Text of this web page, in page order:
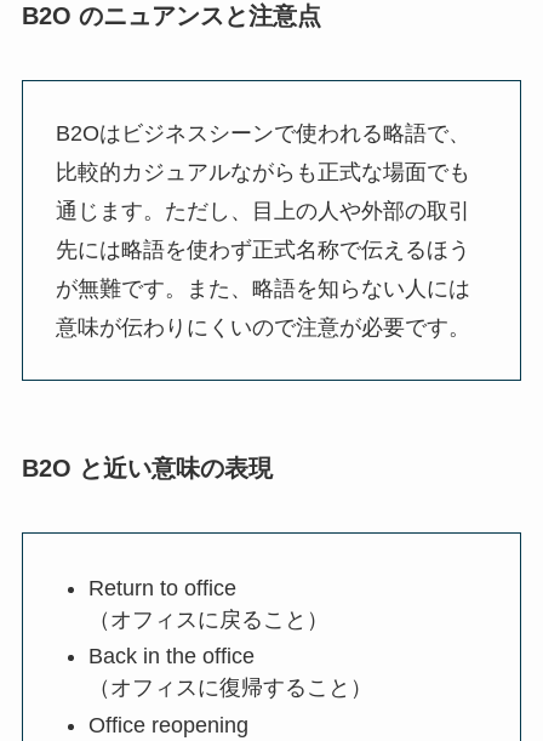
B2O のニュアンスと注意点
B2Oはビジネスシーンで使われる略語で、
比較的カジュアルながらも正式な場面でも
通じます。ただし、目上の人や外部の取引
先には略語を使わず正式名称で伝えるほう
が無難です。また、略語を知らない人には
意味が伝わりにくいので注意が必要です。
B2O と近い意味の表現
Return to office
（オフィスに戻ること）
Back in the office
（オフィスに復帰すること）
Office reopening